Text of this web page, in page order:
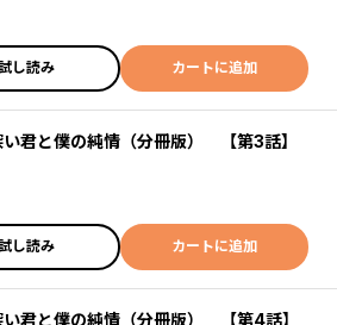
し読み カートに追加
君と僕の純情（分冊版） 【第3話】
し読み カートに追加
い君と僕の純情（分冊版） 【第4話】